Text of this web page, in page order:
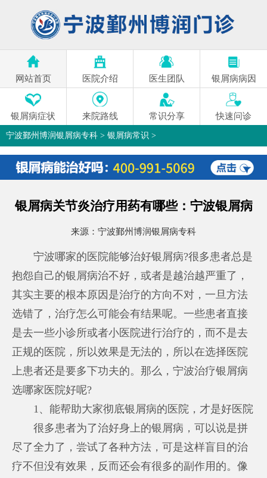
网站首页 医院介绍 医生团队 银屑病病因
银屑病症状 来院路线 常识分享 快速问诊
宁波鄞州博润银屑病专科 > 银屑病常识 >
银屑病关节炎治疗用药有哪些：宁波银屑病
来源： 宁波鄞州博润银屑病专科
宁波哪家的医院能够治好银屑病?很多患者总是
抱怨自己的银屑病治不好，或者是越治越严重了，
其实主要的根本原因是治疗的方向不对，一旦方法
选错了，治疗怎么可能会有结果呢。一些患者直接
是去一些小诊所或者小医院进行治疗的，而不是去
正规的医院，所以效果是无法的，所以在选择医院
上患者还是要多下功夫的。那么，宁波治疗银屑病
选哪家医院好呢?
1、能帮助大家彻底银屑病的医院，才是好医院
很多患者为了治好身上的银屑病，可以说是拼
尽了全力了，尝试了各种方法，可是这样盲目的治
疗不但没有效果，反而还会有很多的副作用的。像